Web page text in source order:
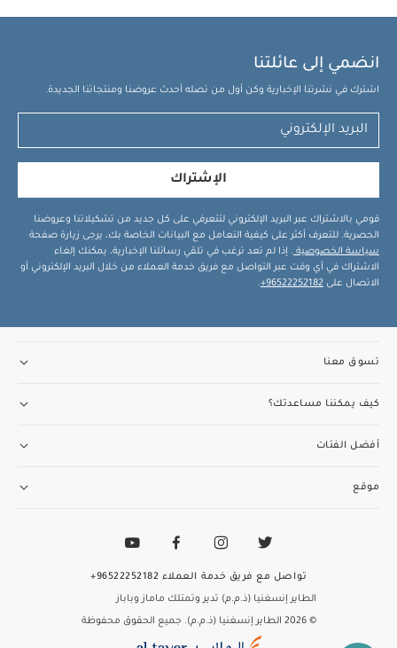
انضمي إلى عائلتنا
اشترك في نشرتنا الإخبارية وكن أول من تصله أحدث عروضنا ومنتجاتنا الجديدة.
الإشتراك
قومي بالاشتراك عبر البريد الإلكتروني لتتعرفي على كل جديد من تشكيلاتنا وعروضنا
الحصرية. للتعرف أكثر على كيفية التعامل مع البيانات الخاصة بك، يرجى زيارة صفحة
سياسة الخصوصية . إذا لم تعد ترغب في تلقي رسائلنا الإخبارية، يمكنك إلغاء
الاشتراك في أي وقت عبر التواصل مع فريق خدمة العملاء من خلال البريد الإلكتروني أو
الاتصال على 96522252182+
.
تسوق معنا
كيف يمكننا مساعدتك؟
أفضل الفئات
موقع
الطاير إنسغنيا (ذ.م.م) تدير وتمتلك ماماز وباباز
© 2026 الطاير إنسغنيا (ذ.م.م). جميع الحقوق محفوظة
تواصل مع فريق خدمة العملاء 96522252182+